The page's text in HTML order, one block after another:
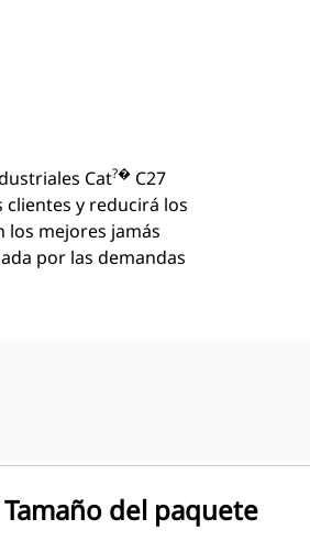
Cat?� C27
y reducirá los
los mejores jamás
por las demandas
Tamaño del paquete